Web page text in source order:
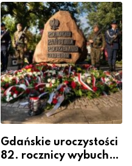
szeregach Komendy
Powiatowej
Gdańskie uroczystości
82. rocznicy wybuchu